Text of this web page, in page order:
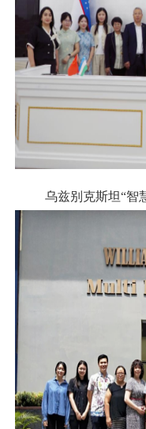
乌兹别克斯坦“智